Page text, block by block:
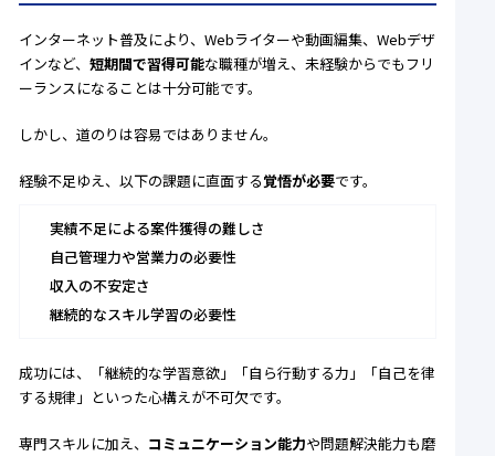
インターネット普及により、Webライターや動画編集、Webデザ
インなど、短期間で習得可能な職種が増え、未経験からでもフリ
ーランスになることは十分可能です。
しかし、道のりは容易ではありません。
経験不足ゆえ、以下の課題に直面する覚悟が必要です。
実績不足による案件獲得の難しさ
自己管理力や営業力の必要性
収入の不安定さ
継続的なスキル学習の必要性
成功には、「継続的な学習意欲」「自ら行動する力」「自己を律
する規律」といった心構えが不可欠です。
専門スキルに加え、 コミュニケーション能力や問題解決能力も磨